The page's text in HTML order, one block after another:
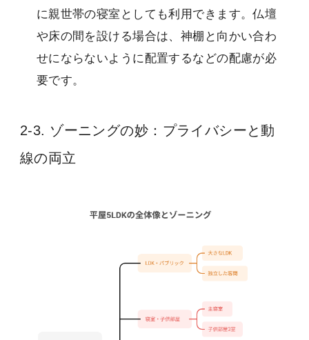
に親世帯の寝室としても利用できます。仏壇
や床の間を設ける場合は、神棚と向かい合わ
せにならないように配置するなどの配慮が必
要です。
2-3. ゾーニングの妙：プライバシーと動
線の両立